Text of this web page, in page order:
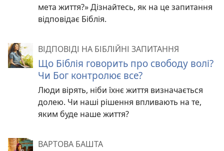
мета життя?» Дізнайтесь, як на це запитання
відповідає Біблія.
ВІДПОВІДІ НА БІБЛІЙНІ ЗАПИТАННЯ
Що Біблія говорить про свободу волі?
Чи Бог контролює все?
Люди вірять, ніби їхнє життя визначається
долею. Чи наші рішення впливають на те,
яким буде наше життя?
ВАРТОВА БАШТА